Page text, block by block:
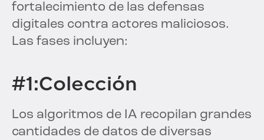
fortalecimiento de las defensas
digitales contra actores maliciosos.
Las fases incluyen:
#1:Colección
Los algoritmos de IA recopilan grandes
cantidades de datos de diversas